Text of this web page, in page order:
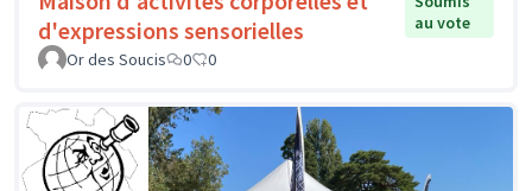
d'expressions sensorielles
au vote
Or des Soucis
0 0